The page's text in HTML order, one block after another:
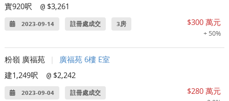
實920呎
@ $3,261
2023-09-14 註冊處成交 3房 $300 萬元
+ 50%
粉嶺 廣福苑
廣福苑 6樓 E室
建1,249呎
@ $2,242
2023-09-04 註冊處成交 $280 萬元